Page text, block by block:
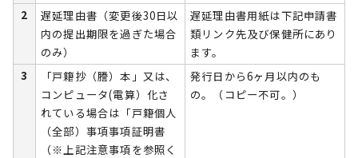
2
遅延理由書（変更後30日以
内の提出期限を過ぎた場合
のみ）
遅延理由書用紙は下記申請書
類リンク先及び保健所にあり
ます。
3
「戸籍抄（謄）本」又は、
コンピュータ(電算）化さ
れている場合は「戸籍個人
（全部）事項事項証明書
（※上記注意事項を参照く
発行日から6ヶ月以内のも
の。（コピー不可。）